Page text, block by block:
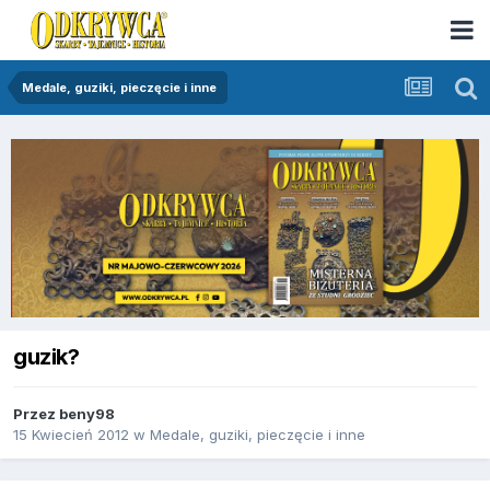
Medale, guziki, pieczęcie i inne
guzik?
Przez beny98
15 Kwiecień 2012 w Medale, guziki, pieczęcie i inne